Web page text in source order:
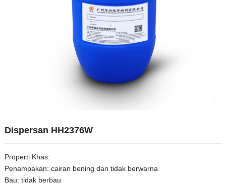
Dispersan HH2376W
Properti Khas:
Penampakan: cairan bening dan tidak berwarna
Bau: tidak berbau